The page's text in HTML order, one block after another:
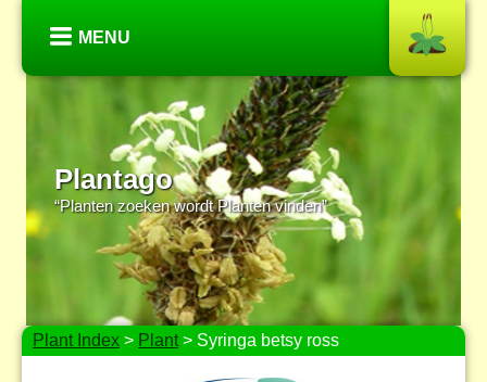
MENU
Plantago
“Planten zoeken wordt Planten vinden”
Plant Index > Plant> Syringa betsy ross